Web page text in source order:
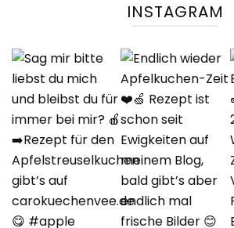
INSTAGRAM